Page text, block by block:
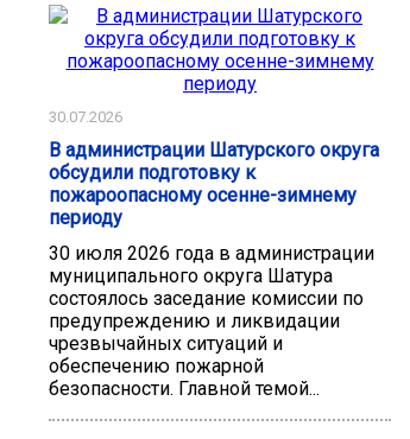
30.07.2026
В администрации Шатурского округа
обсудили подготовку к
пожароопасному осенне-зимнему
периоду
30 июля 2026 года в администрации
муниципального округа Шатура
состоялось заседание комиссии по
предупреждению и ликвидации
чрезвычайных ситуаций и
обеспечению пожарной
безопасности. Главной темой...